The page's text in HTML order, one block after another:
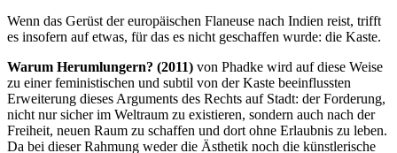
Wenn das Gerüst der europäischen Flaneuse nach Indien reist, trifft
es insofern auf etwas, für das es nicht geschaffen wurde: die Kaste.
Warum Herumlungern? (2011) von Phadke wird auf diese Weise
zu einer feministischen und subtil von der Kaste beeinflussten
Erweiterung dieses Arguments des Rechts auf Stadt: der Forderung,
nicht nur sicher im Weltraum zu existieren, sondern auch nach der
Freiheit, neuen Raum zu schaffen und dort ohne Erlaubnis zu leben.
Da bei dieser Rahmung weder die Ästhetik noch die künstlerische